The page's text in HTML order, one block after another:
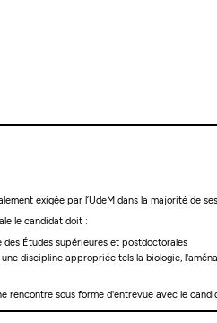
exigée par l’UdeM dans la majorité de
le candidat doit :
Études supérieures et postdoctorales
discipline appropriée tels la biologie,
rencontre sous forme d'entrevue avec le